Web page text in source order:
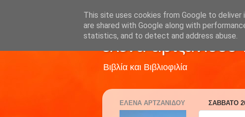
έλενα
Βιβλία και Βιβλιοφιλία
ΣΆΒΒΑΤΟ
ΕΛΕΝΑ ΑΡΤΖΑΝΙΔΟΥ
This site uses cookies from Google to
are shared with Google along with
statistics, and to detect and address abuse.